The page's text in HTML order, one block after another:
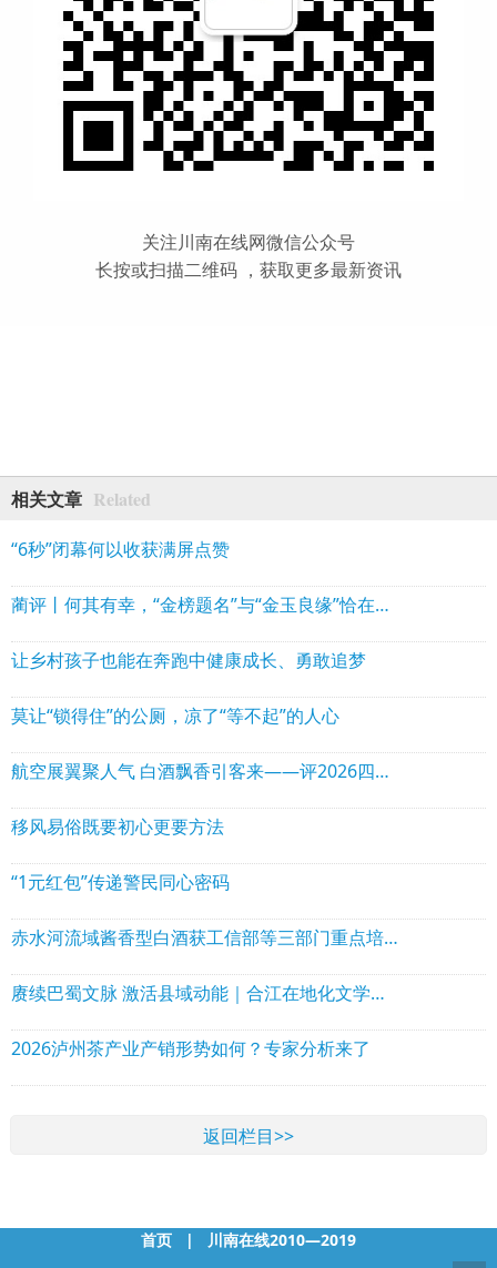
关注川南在线网微信公众号
长按或扫描二维码 ，获取更多最新资讯
相关文章 Related
“6秒”闭幕何以收获满屏点赞
蔺评丨何其有幸，“金榜题名”与“金玉良缘”恰在古蔺同路
让乡村孩子也能在奔跑中健康成长、勇敢追梦
莫让“锁得住”的公厕，凉了“等不起”的人心
航空展翼聚人气 白酒飘香引客来——评2026四川白酒产业园区航空航天展促消费场景活动
移风易俗既要初心更要方法
“1元红包”传递警民同心密码
赤水河流域酱香型白酒获工信部等三部门重点培育——中国酱酒之乡·古蔺发展的时与势
赓续巴蜀文脉 激活县域动能｜合江在地化文学现象与川渝艺术发展路径探析
2026泸州茶产业产销形势如何？专家分析来了
返回栏目>>
首页 | 川南在线2010—2019